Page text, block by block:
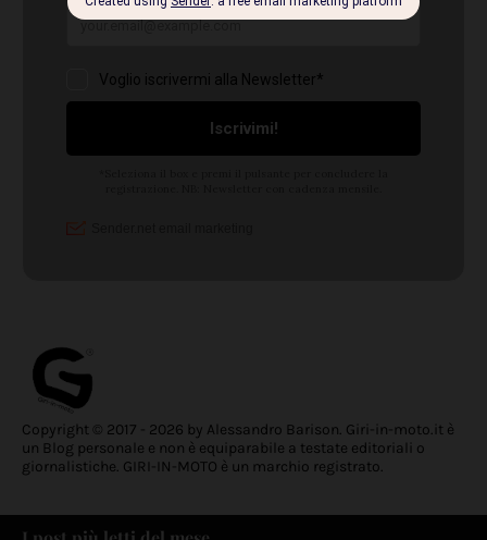
Copyright © 2017 - 2026 by Alessandro Barison. Giri-in-moto.it è
un Blog personale e non è equiparabile a testate editoriali o
giornalistiche. GIRI-IN-MOTO è un marchio registrato.